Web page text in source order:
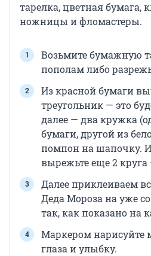
тарелка, цветная бумага,
ножницы и фломастеры.
Возьмите бумажную
пополам либо
Из красной бумаги
треугольник — это
далее — два кружка
бумаги, другой из
помпон на шапочку.
вырежьте еще 2
Далее приклеиваем
Деда Мороза на уже
так, как показано на
Маркером нарисуйте
глаза и улыбку.